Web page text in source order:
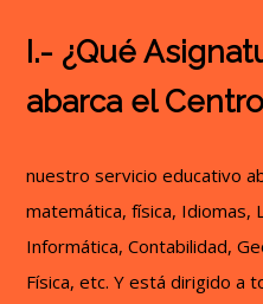
I.- ¿Qué
abarca el
nuestro servicio educativo
matemática, física, Idiomas,
Informática, Contabilidad,
Física, etc. Y está dirigido a